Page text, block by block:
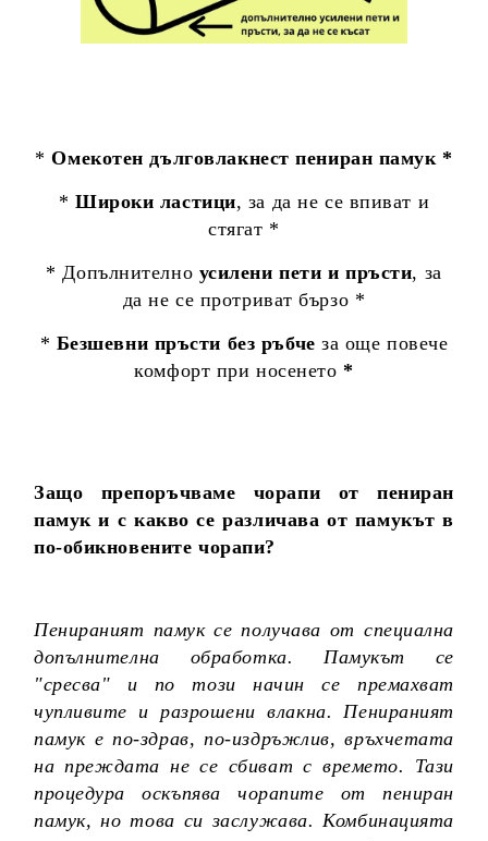
*Омекотен дълговлакнест пениран памук *
* Широки ластици, за да не се впиват и
стягат *
* Допълнително усилени пети и пръсти, за
да не се протриват бързо *
* Безшевни пръсти без ръбчеза още повече
комфорт при носенето *
Защо препоръчваме чорапи от пениран
памук и с какво се различава от памукът в
по-обикновените чорапи?
Пенираният памук се получава от специална
допълнителна обработка. Памукът се
"сресва" и по този начин се премахват
чупливите и разрошени влакна. Пенираният
памук е по-здрав, по-издръжлив, връхчетата
на преждата не се сбиват с времето. Тази
процедура оскъпява чорапите от пениран
памук, но това си заслужава. Комбинацията